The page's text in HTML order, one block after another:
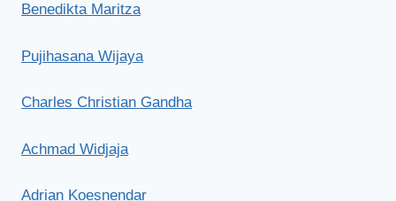
Benedikta Maritza
Pujihasana Wijaya
Charles Christian Gandha
Achmad Widjaja
Adrian Koesnendar